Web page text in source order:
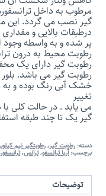
مرطوب به داخل
گیر نصب می گردد. این
درطبقات بالایی و
پر شده و به واسطه وجود
رطوبت محیط به درون
رطوبت گیر دارای یک
رطوبت گیر می باشد.
خشک آبی رنگ بوده و به
تغییر
می یابد . در حالت کلی
گیر یک تا چند طبقه
دسته: رطوبت گیر,رطوبتگیر نیم
برچسب:آریا ترانسفو,ترانس,
توضیحات